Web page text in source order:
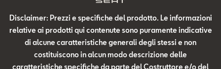
Disclaimer: Prezzi e specifiche del prodotto. Le informazioni
relative ai prodotti qui contenute sono puramente indicative
di alcune caratteristiche generali degli stessi e non
costituiscono in alcun modo descrizione delle
caratteristiche specifiche da parte del Costruttore e/o del